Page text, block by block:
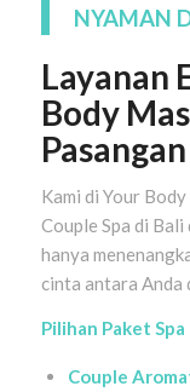
NYAMAN
Layanan
Body
Pasangan
Kami di Your
Couple Spa di
hanya
cinta antara Anda
Pilihan Paket
Couple